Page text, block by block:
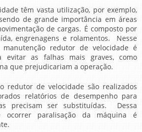
têm vasta utilização, por exemplo,
de grande importância em áreas
de cargas. É composto por
engrenagens e rolamentos. Nesse
manutenção redutor de velocidade é
evitar as falhas mais graves, como
que prejudicariam a operação.
redutor de velocidade são realizados
relatórios de desempenho para
precisam ser substituídas. Dessa
paralisação da máquina é